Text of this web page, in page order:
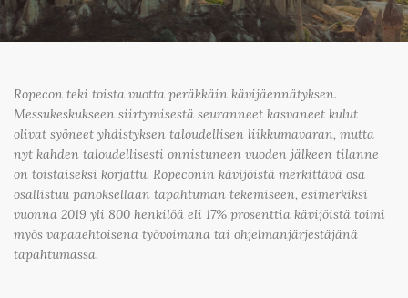
Ropecon teki toista vuotta peräkkäin kävijäennätyksen.
Messukeskukseen siirtymisestä seuranneet kasvaneet kulut
olivat syöneet yhdistyksen taloudellisen liikkumavaran, mutta
nyt kahden taloudellisesti onnistuneen vuoden jälkeen tilanne
on toistaiseksi korjattu. Ropeconin kävijöistä merkittävä osa
osallistuu panoksellaan tapahtuman tekemiseen, esimerkiksi
vuonna 2019 yli 800 henkilöä eli 17% prosenttia kävijöistä toimi
myös vapaaehtoisena työvoimana tai ohjelmanjärjestäjänä
tapahtumassa.